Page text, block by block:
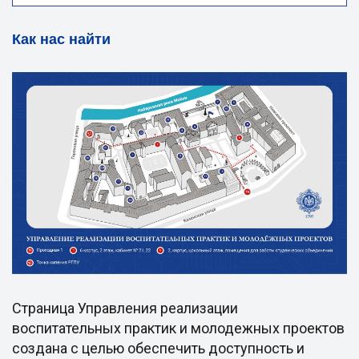
Как нас найти
Страница Управления реализации
воспитательных практик и молодежных проектов
создана с целью обеспечить доступность и